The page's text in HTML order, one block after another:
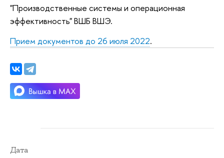
"Производственные системы и операционная
эффективность" ВШБ ВШЭ.
Прием документов до 26 июля 2022.
Дата